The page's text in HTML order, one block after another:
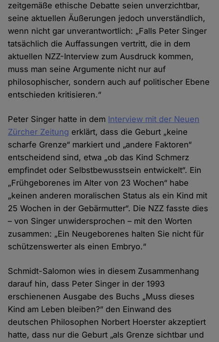
zeitgemäße ethische Debatte seien unverzichtbar,
seine aktuellen Äußerungen jedoch unverständlich,
wenn nicht gar unverantwortlich: „Falls Peter Singer
tatsächlich die Auffassungen vertritt, die in dem
aktuellen NZZ-Interview zum Ausdruck kommen,
muss man seine Argumente nicht nur auf
philosophischer, sondern auch auf politischer Ebene
entschieden kritisieren.“
Peter Singer hatte in dem Interview mit der Neuen
Zürcher Zeitung erklärt, dass die Geburt „keine
scharfe Grenze“ markiert und „andere Faktoren“
entscheidend sind, etwa „ob das Kind Schmerz
empfindet oder Selbstbewusstsein entwickelt“. Ein
„Frühgeborenes im Alter von 23 Wochen“ habe
„keinen anderen moralischen Status als ein Kind mit
25 Wochen in der Gebärmutter“. Die NZZ fasste dies
– von Singer unwidersprochen – mit den Worten
zusammen: „Ein Neugeborenes halten Sie nicht für
schützenswerter als einen Embryo.“
Schmidt-Salomon wies in diesem Zusammenhang
darauf hin, dass Peter Singer in der 1993
erschienenen Ausgabe des Buchs „Muss dieses
Kind am Leben bleiben?“ den Einwand des
deutschen Philosophen Norbert Hoerster akzeptiert
hatte, dass nur die Geburt „als Grenze sichtbar und